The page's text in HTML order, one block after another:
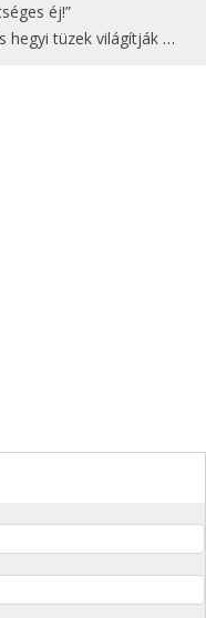
éj!”
világítják meg Zugspitzét